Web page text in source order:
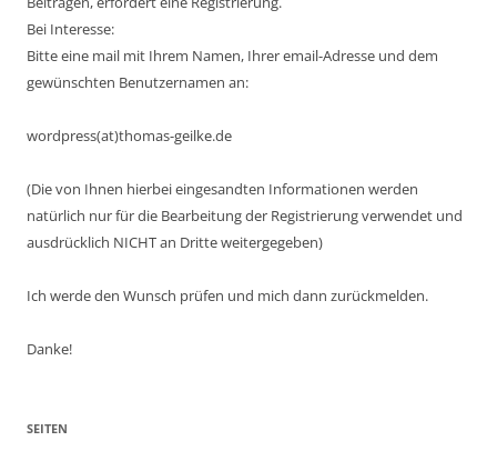
Bei Interesse:
Bitte eine mail mit Ihrem Namen, Ihrer email-Adresse und dem
gewünschten Benutzernamen an:
wordpress(at)thomas-geilke.de
(Die von Ihnen hierbei eingesandten Informationen werden
natürlich nur für die Bearbeitung der Registrierung verwendet und
ausdrücklich NICHT an Dritte weitergegeben)
Ich werde den Wunsch prüfen und mich dann zurückmelden.
Danke!
SEITEN